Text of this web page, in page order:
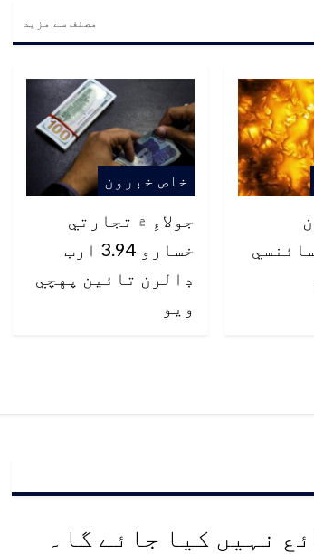
مصنف سے مزید
خاص خبرون
جولاءِ ۾ تجارتي
خسارو 3.94 ارب
ڊالرن تائين پهچي
ويو
نہیں کیا جائے گا۔